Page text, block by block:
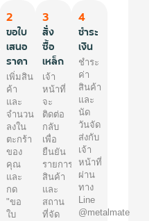
2
ขอใบ
เสนอ
ราคา
เพิ่มสิน
ค้า
และ
จำนวน
ลงใน
ตะกร้า
ของ
คุณ
และ
กด
"ขอ
ใบ
3
สั่ง
ซื้อ
เหล็ก
เจ้า
หน้าที่
จะ
ติดต่อ
กลับ
เพื่อ
ยืนยัน
รายการ
สินค้า
และ
สถาน
ที่จัด
4
ชำระ
เงิน
ชำระ
ค่า
สินค้า
และ
นัด
วันจัด
ส่งกับ
เจ้า
หน้าที่
ผ่าน
ทาง
Line
@metalmate